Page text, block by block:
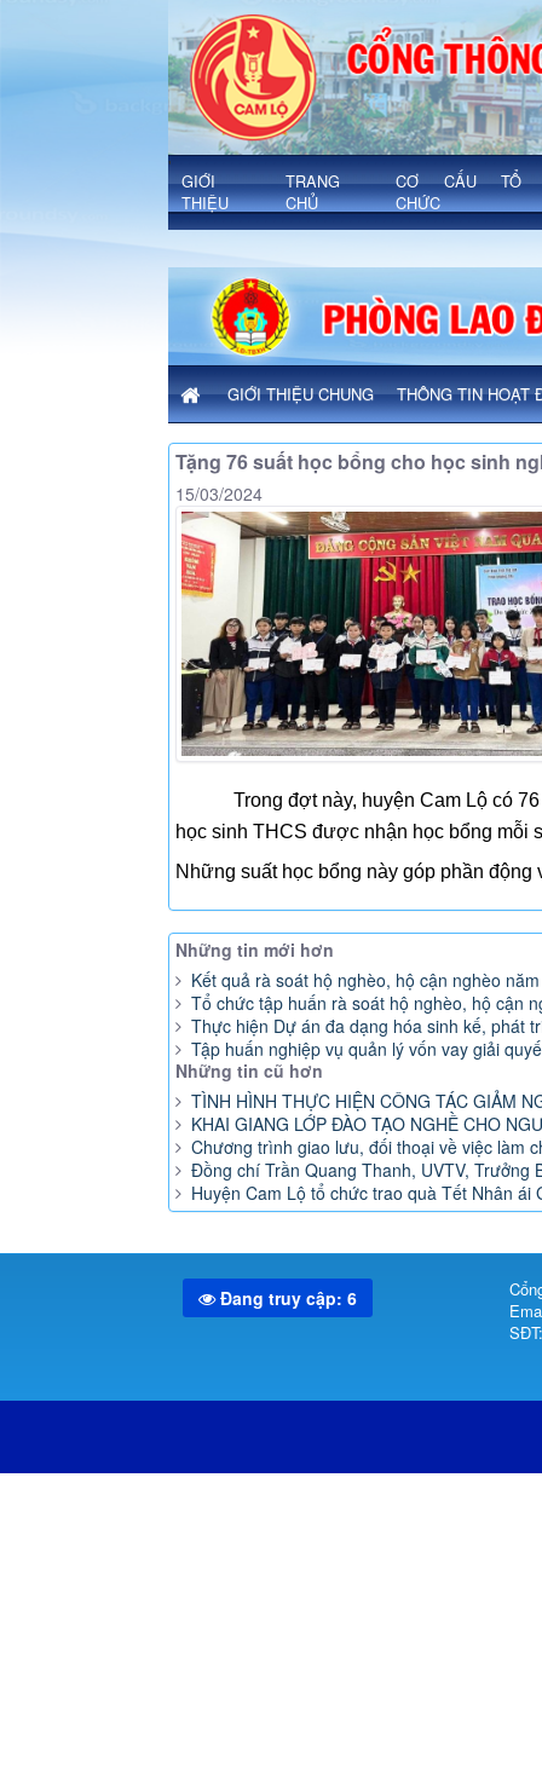
Chi tiết bài viết - Xã Cam Lộ
'
GIỚI
THIỆU
TRANG
CHỦ
CƠ CẤU TỔ
CHỨC
GIỚI THIỆU CHUNG THÔNG TIN HOẠT
Tặng 76 suất học bổng cho học sinh
15/03/2024
Trong đợt này, huyện Cam Lộ có
học sinh THCS được nhận học bổng mỗi
Những suất học bổng này góp phần
Những tin mới hơn
Kết quả rà soát hộ nghèo, hộ cận nghèo
Tổ chức tập huấn rà soát hộ nghèo, hộ cận
Thực hiện Dự án đa dạng hóa sinh kế, phát
Tập huấn nghiệp vụ quản lý vốn vay giải
Những tin cũ hơn
TÌNH HÌNH THỰC HIỆN CÔNG TÁC GIẢM
KHAI GIANG LỚP ĐÀO TẠO NGHỀ CHO
Chương trình giao lưu, đối thoại về việc làm
Đồng chí Trần Quang Thanh, UVTV, Trưởng
Huyện Cam Lộ tổ chức trao quà Tết Nhân
Đang truy cập: 6